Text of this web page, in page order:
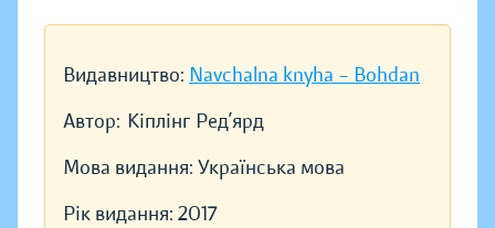
Видавництво: Navchalna knyha – Bohdan
Автор: Кіплінг Ред’ярд
Мова видання: Українська мова
Рік видання: 2017